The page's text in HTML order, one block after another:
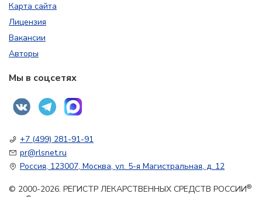
Карта сайта
Лицензия
Вакансии
Авторы
Мы в соцсетях
+7 (499) 281-91-91
pr@rlsnet.ru
Россия, 123007, Москва, ул. 5-я Магистральная, д. 12
© 2000-2026. РЕГИСТР ЛЕКАРСТВЕННЫХ СРЕДСТВ РОССИИ®